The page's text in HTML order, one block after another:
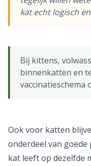
kat echt logisch
Bij kittens,
binnenkatten en
vaccinatieschema
Ook voor katten
onderdeel van
kat leeft op dezelfde